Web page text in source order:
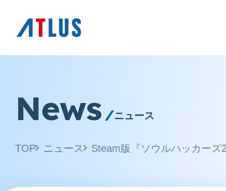
News ニュース
TOP ニュース Steam版『ソウルハッカー